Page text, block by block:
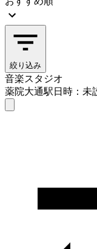
絞り込み
音楽スタジオ
薬院大通駅日時：未